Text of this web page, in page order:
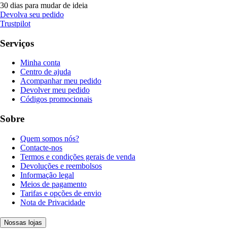
30 dias para mudar de ideia
Devolva seu pedido
Trustpilot
Serviços
Minha conta
Centro de ajuda
Acompanhar meu pedido
Devolver meu pedido
Códigos promocionais
Sobre
Quem somos nós?
Contacte-nos
Termos e condições gerais de venda
Devoluções e reembolsos
Informação legal
Meios de pagamento
Tarifas e opções de envio
Nota de Privacidade
Nossas lojas